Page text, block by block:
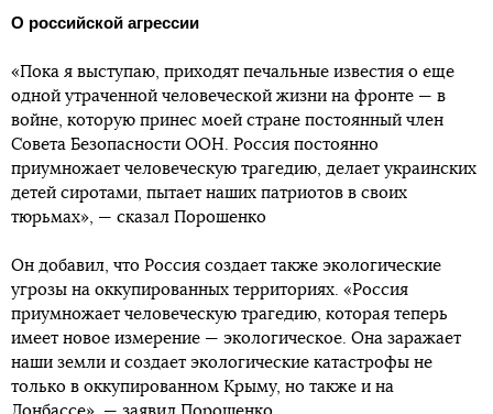
О российской агрессии
«Пока я выступаю, приходят печальные известия о еще
одной утраченной человеческой жизни на фронте — в
войне, которую принес моей стране постоянный член
Совета Безопасности ООН. Россия постоянно
приумножает человеческую трагедию, делает украинских
детей сиротами, пытает наших патриотов в своих
тюрьмах», — сказал Порошенко
Он добавил, что Россия создает также экологические
угрозы на оккупированных территориях. «Россия
приумножает человеческую трагедию, которая теперь
имеет новое измерение — экологическое. Она заражает
наши земли и создает экологические катастрофы не
только в оккупированном Крыму, но также и на